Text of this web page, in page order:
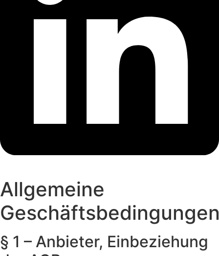
Allgemeine
§ 1 – Anbieter, Einbeziehung